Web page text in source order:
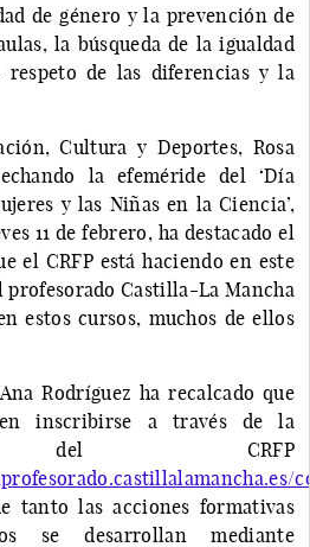
de género y la prevención de
la búsqueda de la igualdad
de las diferencias y la
Cultura y Deportes, Rosa
la efeméride del ‘Día
y las Niñas en la Ciencia’,
11 de febrero, ha destacado el
el CRFP está haciendo en este
Castilla-La Mancha
estos cursos, muchos de ellos
Rodríguez ha recalcado que
inscribirse a través de la
del CRFP
tanto las acciones formativas
se desarrollan mediante